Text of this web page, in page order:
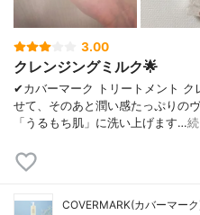
3.00
クレンジングミルク🌟
✔︎カバーマーク トリートメント ク
せて、そのあと潤い感たっぷりの
「うるもち肌」に洗い上げます…
COVERMARK(カバーマー